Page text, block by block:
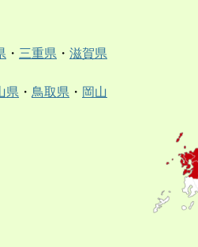
・ 三重県 ・ 滋賀県
県 ・ 鳥取県 ・ 岡山